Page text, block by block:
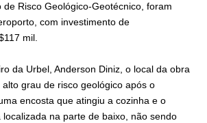
de Risco Geológico-Geotécnico, foram
com investimento de
mil.
da Urbel, Anderson Diniz, o local da obra
grau de risco geológico após o
encosta que atingiu a cozinha e o
na parte de baixo, não sendo